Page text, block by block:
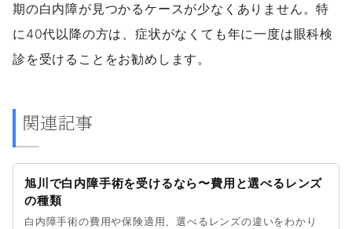
期の白内障が見つかるケースが少なくありません。特
に40代以降の方は、症状がなくても年に一度は眼科検
診を受けることをお勧めします。
関連記事
旭川で白内障手術を受けるなら〜費用と選べるレンズ
の種類
白内障手術の費用や保険適用、選べるレンズの違いをわかり